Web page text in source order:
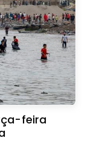
feira